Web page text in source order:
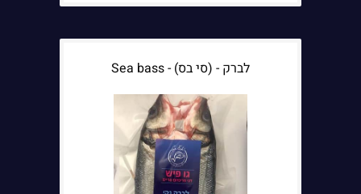
לברק - (סי בס) - Sea bass